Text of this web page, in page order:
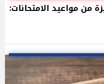
من مواعيد الامتحانات: